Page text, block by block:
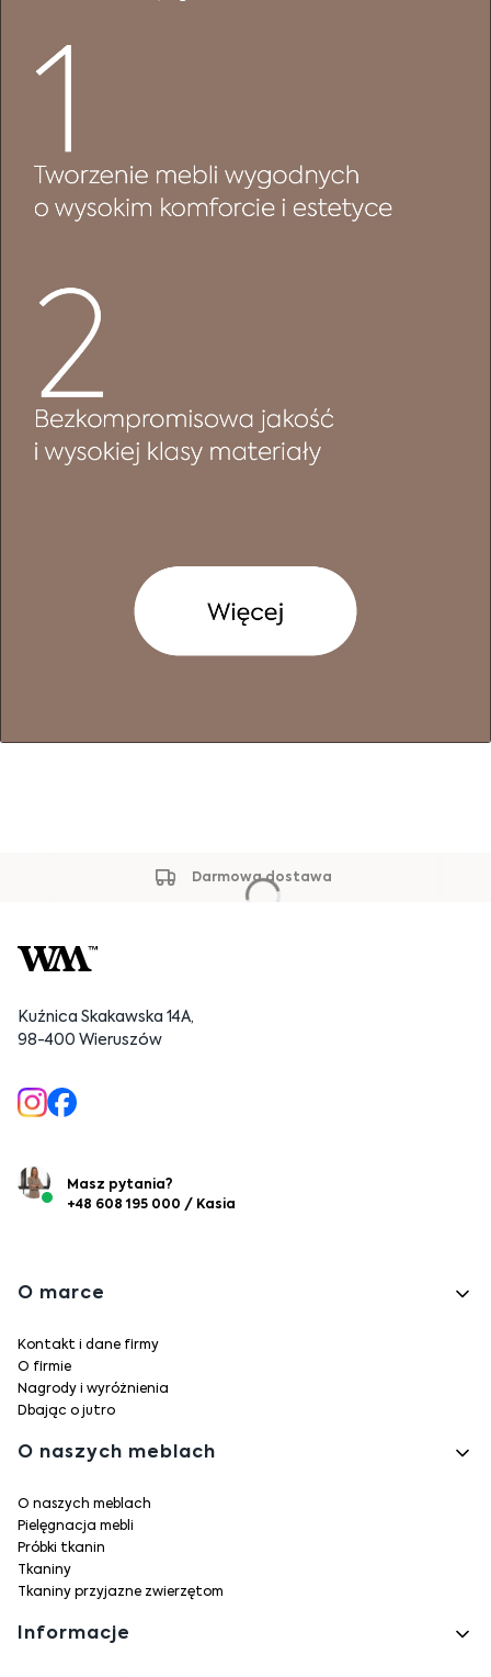
Darmowa dostawa
Kuźnica Skakawska 14A,
98-400 Wieruszów
Masz pytania?
+48 608 195 000 / Kasia
Linki w stopce
O marce
Kontakt i dane firmy
O firmie
Nagrody i wyróżnienia
Dbając o jutro
O naszych meblach
O naszych meblach
Pielęgnacja mebli
Próbki tkanin
Tkaniny
Tkaniny przyjazne zwierzętom
Informacje